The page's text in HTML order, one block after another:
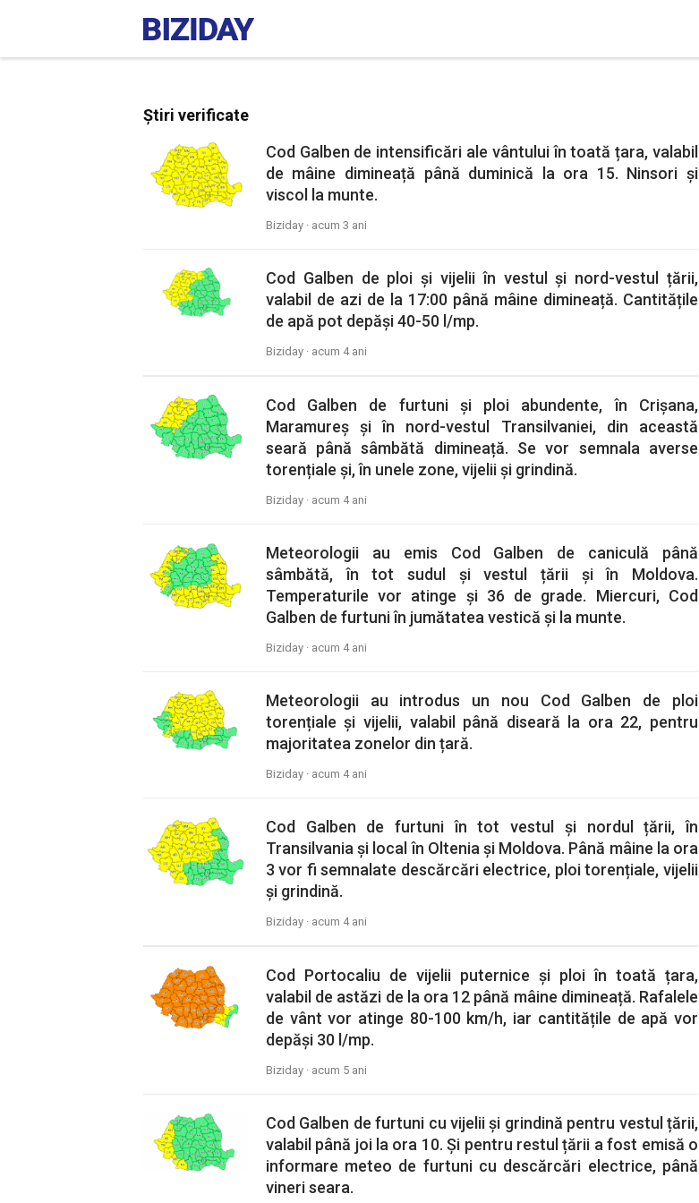
Știri verificate
Cod Galben de intensificări ale vântului în toată țara, valabil
de mâine dimineață până duminică la ora 15. Ninsori și
viscol la munte.
Biziday · acum 3 ani
Cod Galben de ploi și vijelii în vestul și nord-vestul țării,
valabil de azi de la 17:00 până mâine dimineață. Cantitățile
de apă pot depăși 40-50 l/mp.
Biziday · acum 4 ani
Cod Galben de furtuni și ploi abundente, în Crișana,
Maramureș și în nord-vestul Transilvaniei, din această
seară până sâmbătă dimineață. Se vor semnala averse
torențiale și, în unele zone, vijelii și grindină.
Biziday · acum 4 ani
Meteorologii au emis Cod Galben de caniculă până
sâmbătă, în tot sudul și vestul țării și în Moldova.
Temperaturile vor atinge și 36 de grade. Miercuri, Cod
Galben de furtuni în jumătatea vestică și la munte.
Biziday · acum 4 ani
Meteorologii au introdus un nou Cod Galben de ploi
torențiale și vijelii, valabil până diseară la ora 22, pentru
majoritatea zonelor din țară.
Biziday · acum 4 ani
Cod Galben de furtuni în tot vestul și nordul țării, în
Transilvania și local în Oltenia și Moldova. Până mâine la ora
3 vor fi semnalate descărcări electrice, ploi torențiale, vijelii
și grindină.
Biziday · acum 4 ani
Cod Portocaliu de vijelii puternice și ploi în toată țara,
valabil de astăzi de la ora 12 până mâine dimineață. Rafalele
de vânt vor atinge 80-100 km/h, iar cantitățile de apă vor
depăși 30 l/mp.
Biziday · acum 5 ani
Cod Galben de furtuni cu vijelii și grindină pentru vestul țării,
valabil până joi la ora 10. Și pentru restul țării a fost emisă o
informare meteo de furtuni cu descărcări electrice, până
vineri seara.